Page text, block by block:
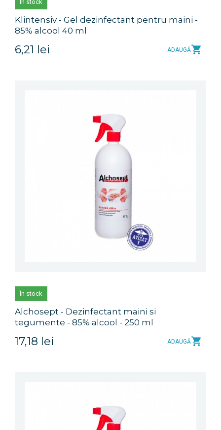
În stock
Klintensiv - Gel dezinfectant pentru maini -
85% alcool 40 ml
6,21 lei ADAUGĂ
În stock
Alchosept - Dezinfectant maini si
tegumente - 85% alcool - 250 ml
17,18 lei ADAUGĂ